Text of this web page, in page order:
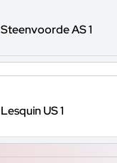
Steenvoorde AS 1
Lesquin US 1